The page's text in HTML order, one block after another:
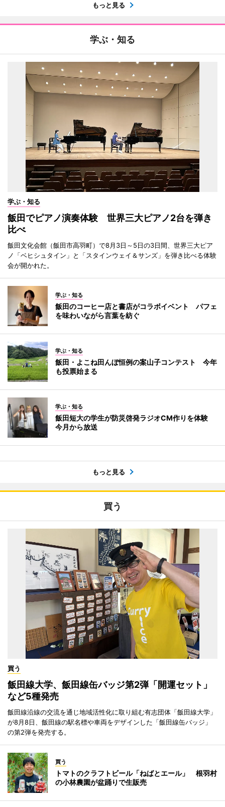
もっと見る
学ぶ・知る
学ぶ・知る
飯田でピアノ演奏体験 世界三大ピアノ2台を弾き
比べ
飯田文化会館（飯田市高羽町）で8月3日～5日の3日間、世界三大ピア
ノ「ベヒシュタイン」と「スタインウェイ＆サンズ」を弾き比べる体験
会が開かれた。
学ぶ・知る
飯田のコーヒー店と書店がコラボイベント パフェ
を味わいながら言葉を紡ぐ
学ぶ・知る
飯田・よこね田んぼ恒例の案山子コンテスト 今年
も投票始まる
学ぶ・知る
飯田短大の学生が防災啓発ラジオCM作りを体験
今月から放送
もっと見る
買う
買う
飯田線大学、飯田線缶バッジ第2弾「開運セット」
など5種発売
飯田線沿線の交流を通じ地域活性化に取り組む有志団体「飯田線大学」
が8月8日、飯田線の駅名標や車両をデザインした「飯田線缶バッジ」
の第2弾を発売する。
買う
トマトのクラフトビール「ねばとエール」 根羽村
の小林農園が盆踊りで生販売